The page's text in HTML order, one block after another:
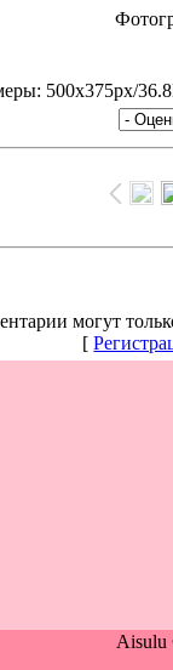
500x375px/
могут
[
Aisulu